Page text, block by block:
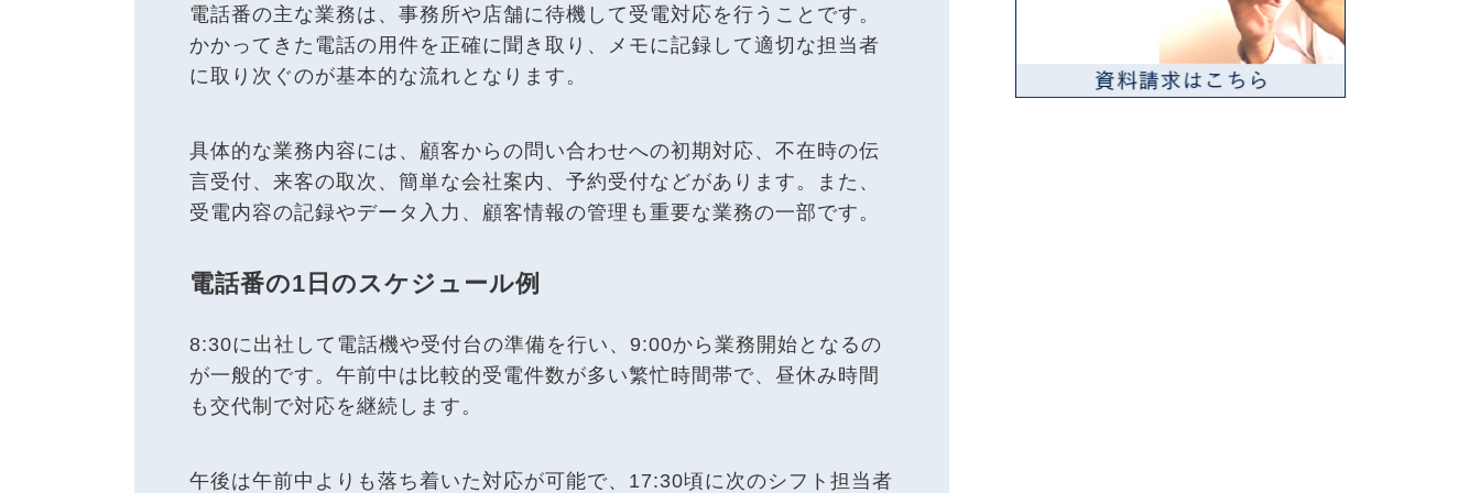
電話番の主な業務は、事務所や店舗に待機して受電対応を行うことです。
かかってきた電話の用件を正確に聞き取り、メモに記録して適切な担当者
に取り次ぐのが基本的な流れとなります。
具体的な業務内容には、顧客からの問い合わせへの初期対応、不在時の伝
言受付、来客の取次、簡単な会社案内、予約受付などがあります。また、
受電内容の記録やデータ入力、顧客情報の管理も重要な業務の一部です。
電話番の1日のスケジュール例
8:30に出社して電話機や受付台の準備を行い、9:00から業務開始となるの
が一般的です。午前中は比較的受電件数が多い繁忙時間帯で、昼休み時間
も交代制で対応を継続します。
午後は午前中よりも落ち着いた対応が可能で、17:30頃に次のシフト担当者